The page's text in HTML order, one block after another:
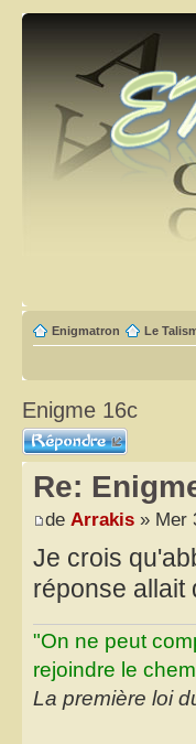
Enigmatron Le
Enigme 16c
Répondre
Re:
de Arrakis » Mer
Je crois
réponse allait
"On ne peut
rejoindre le
La première loi